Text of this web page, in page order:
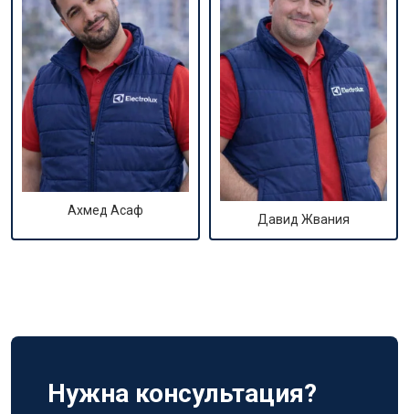
Ахмед Асаф
Давид Жвания
Нужна консультация?